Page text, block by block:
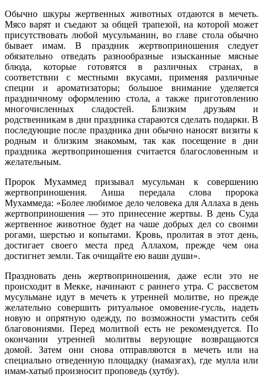
Обычно шкуры жертвенных животных отдаются в мечеть.
Мясо варят и съедают за общей трапезой, на которой может
присутствовать любой мусульманин, во главе стола обычно
бывает имам. В праздник жертвоприношения следует
обязательно отведать разнообразные изысканные мясные
блюда, которые готовятся в различных странах, в
соответствии с местными вкусами, применяя различные
специи и ароматизаторы; большое внимание уделяется
праздничному оформлению стола, а также приготовлению
многочисленных сладостей. Близким друзьям и
родственникам в дни праздника стараются сделать подарки. В
последующие после праздника дни обычно наносят визиты к
родным и близким знакомым, так как посещение в дни
праздника жертвоприношения считается благословенным и
желательным.
Пророк Мухаммед призывал мусульман к совершению
жертвоприношения. Аиша передала слова пророка
Мухаммеда: «Более любимое дело человека для Аллаха в день
жертвоприношения — это принесение жертвы. В день Суда
жертвенное животное будет на чаше добрых дел со своими
рогами, шерстью и копытами. Кровь, пролитая в этот день,
достигает своего места пред Аллахом, прежде чем она
достигнет земли. Так очищайте ею ваши души».
Праздновать день жертвоприношения, даже если это не
происходит в Мекке, начинают с раннего утра. С рассветом
мусульмане идут в мечеть к утренней молитве, но прежде
желательно совершить ритуальное омовение-гусль, надеть
новую и опрятную одежду, по возможности умастить себя
благовониями. Перед молитвой есть не рекомендуется. По
окончании утренней молитвы верующие возвращаются
домой. Затем они снова отправляются в мечеть или на
специально отведенную площадку (намазгах), где мулла или
имам-хатыб произносит проповедь (хутбу).